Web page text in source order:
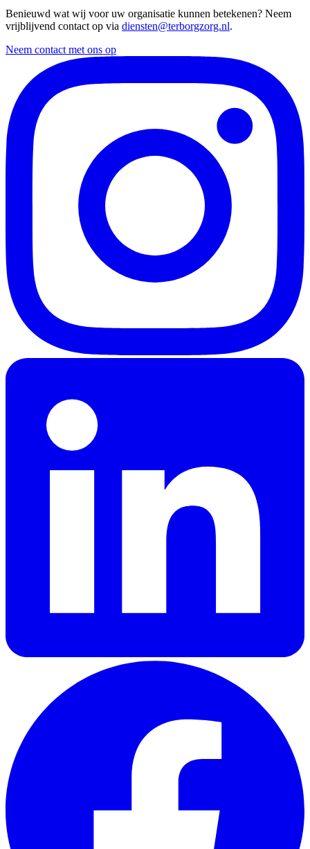
Benieuwd wat wij voor uw organisatie kunnen betekenen? Neem
vrijblijvend contact op via diensten@terborgzorg.nl.
Neem contact met ons op